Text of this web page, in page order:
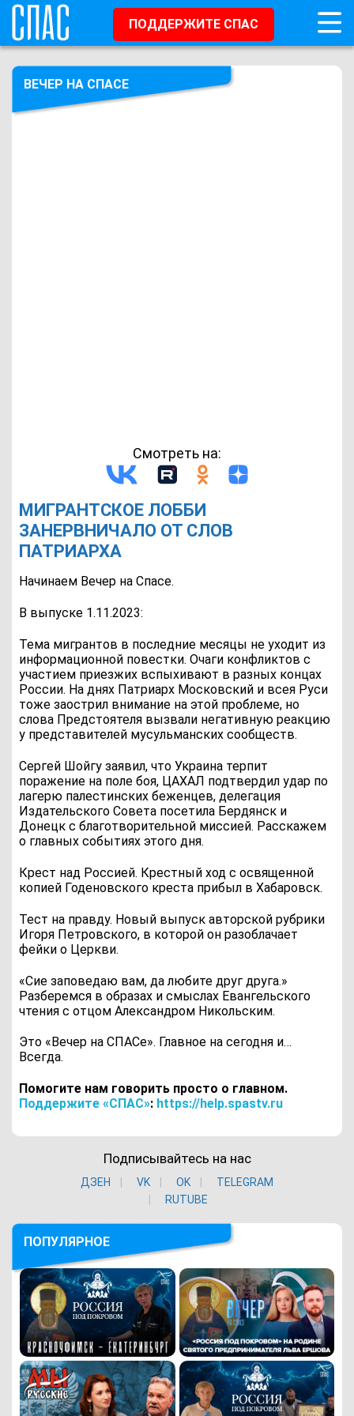
ПОДДЕРЖИТЕ СПАС
ВЕЧЕР НА СПАСЕ
Смотреть на:
МИГРАНТСКОЕ ЛОББИ
ЗАНЕРВНИЧАЛО ОТ СЛОВ
ПАТРИАРХА
Начинаем Вечер на Спасе.
В выпуске 1.11.2023:
Тема мигрантов в последние месяцы не уходит из
информационной повестки. Очаги конфликтов с
участием приезжих вспыхивают в разных концах
России. На днях Патриарх Московский и всея Руси
тоже заострил внимание на этой проблеме, но
слова Предстоятеля вызвали негативную реакцию
у представителей мусульманских сообществ.
Сергей Шойгу заявил, что Украина терпит
поражение на поле боя, ЦАХАЛ подтвердил удар по
лагерю палестинских беженцев, делегация
Издательского Совета посетила Бердянск и
Донецк с благотворительной миссией. Расскажем
о главных событиях этого дня.
Крест над Россией. Крестный ход с освященной
копией Годеновского креста прибыл в Хабаровск.
Тест на правду. Новый выпуск авторской рубрики
Игоря Петровского, в которой он разоблачает
фейки о Церкви.
«Сие заповедаю вам, да любите друг друга.»
Разберемся в образах и смыслах Евангельского
чтения с отцом Александром Никольским.
Это «Вечер на СПАСе». Главное на сегодня и…
Всегда.
Помогите нам говорить просто о главном.
Поддержите «СПАС»: https://help.spastv.ru
Подписывайтесь на нас
ДЗЕН VK ОK
TELEGRAM
RUTUBE
ПОПУЛЯРНОЕ